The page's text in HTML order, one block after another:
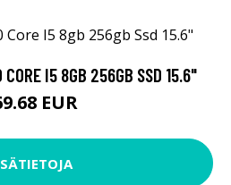
I5 8GB 256GB SSD 15.6"
EUR